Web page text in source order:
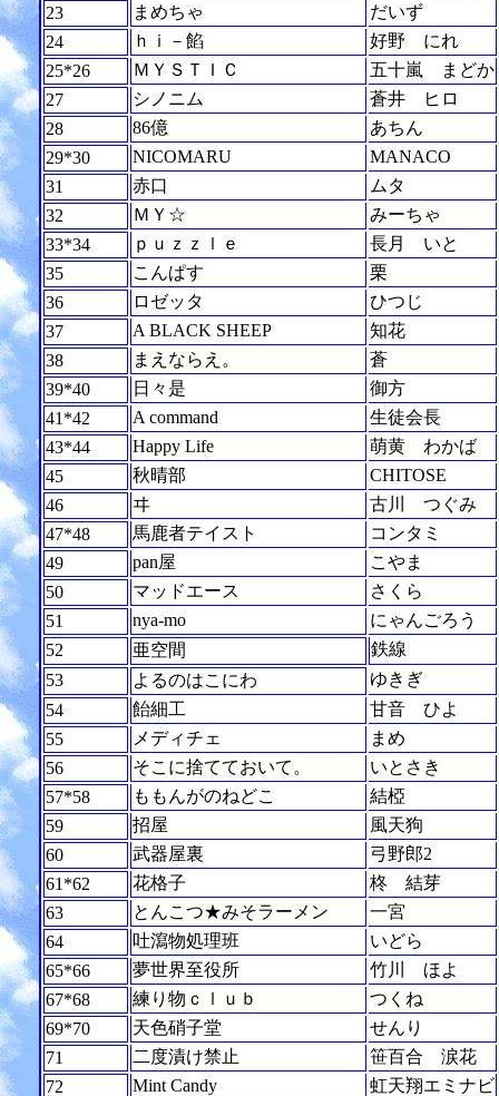
23
まめちゃ
だいず
24
ｈｉ－餡
好野 にれ
25*26
ＭＹＳＴＩＣ
五十嵐 まどか
27
シノニム
蒼井 ヒロ
28
86億
あちん
29*30
NICOMARU
MANACO
31
赤口
ムタ
32
ＭＹ☆
みーちゃ
33*34
ｐｕｚｚｌｅ
長月 いと
35
こんぱす
栗
36
ロゼッタ
ひつじ
37
A BLACK SHEEP
知花
38
まえならえ。
蒼
39*40
日々是
御方
41*42
A command
生徒会長
43*44
Happy Life
萌黄 わかば
45
秋晴部
CHITOSE
46
ヰ
古川 つぐみ
47*48
馬鹿者テイスト
コンタミ
49
pan屋
こやま
50
マッドエース
さくら
51
nya-mo
にゃんごろう
52
亜空間
鉄線
53
よるのはこにわ
ゆきぎ
54
飴細工
甘音 ひよ
55
メディチェ
まめ
56
そこに捨てておいて。
いとさき
57*58
ももんがのねどこ
結椏
59
招屋
風天狗
60
武器屋裏
弓野郎2
61*62
花格子
柊 結芽
63
とんこつ★みそラーメン
一宮
64
吐瀉物処理班
いどら
65*66
夢世界至役所
竹川 ほよ
67*68
練り物ｃｌｕｂ
つくね
69*70
天色硝子堂
せんり
71
二度漬け禁止
笹百合 涙花
72
Mint Candy
虹天翔エミナビ